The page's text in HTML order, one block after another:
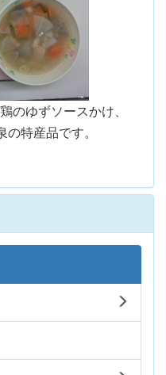
のゆずソースかけ、
特産品です。